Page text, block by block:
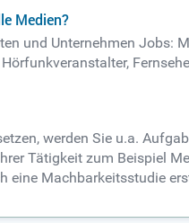
Medien?
und Unternehmen Jobs:
werden Sie u.a.
Tätigkeit zum Beispiel
eine Machbarkeitsstudie